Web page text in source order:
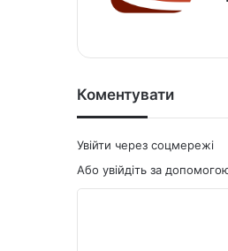
Коментувати
Увійти через соцмережі
Або увійдіть за